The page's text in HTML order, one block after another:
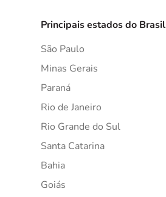
Principais estados do Brasil
São Paulo
Minas Gerais
Paraná
Rio de Janeiro
Rio Grande do Sul
Santa Catarina
Bahia
Goiás